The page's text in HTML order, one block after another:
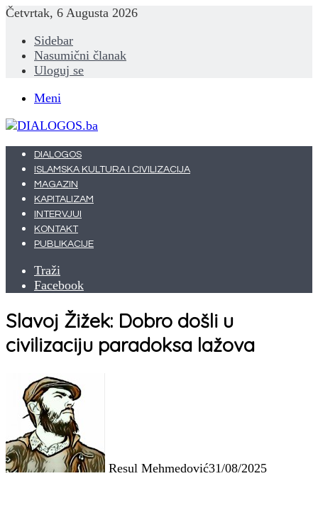
Četvrtak, 6 Augusta 2026
Sidebar
Nasumični članak
Uloguj se
Meni
DIALOGOS
ISLAMSKA KULTURA I CIVILIZACIJA
MAGAZIN
KAPITALIZAM
INTERVJUI
KONTAKT
PUBLIKACIJE
Traži
Facebook
Slavoj Žižek: Dobro došli u
civilizaciju paradoksa lažova
Resul Mehmedović31/08/2025